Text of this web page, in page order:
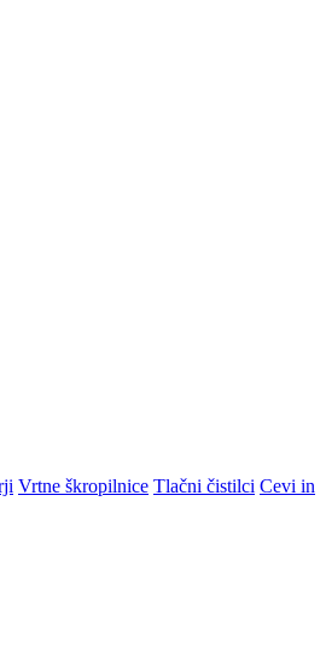
Vrtne škropilnice Tlačni čistilci Cevi in